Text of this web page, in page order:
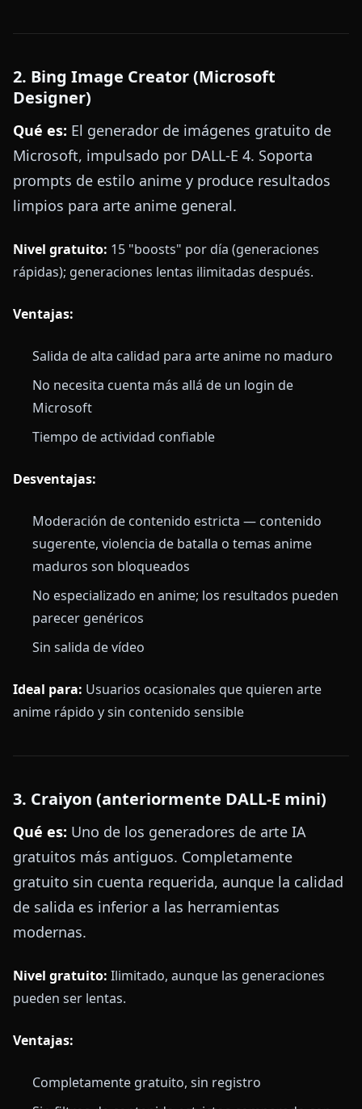
2. Bing Image Creator (Microsoft
Designer)
Qué es: El generador de imágenes gratuito de
Microsoft, impulsado por DALL-E 4. Soporta
prompts de estilo anime y produce resultados
limpios para arte anime general.
Nivel gratuito: 15 "boosts" por día (generaciones
rápidas); generaciones lentas ilimitadas después.
Ventajas:
Salida de alta calidad para arte anime no maduro
No necesita cuenta más allá de un login de
Microsoft
Tiempo de actividad confiable
Desventajas:
Moderación de contenido estricta — contenido
sugerente, violencia de batalla o temas anime
maduros son bloqueados
No especializado en anime; los resultados pueden
parecer genéricos
Sin salida de vídeo
Ideal para: Usuarios ocasionales que quieren arte
anime rápido y sin contenido sensible
3. Craiyon (anteriormente DALL-E mini)
Qué es: Uno de los generadores de arte IA
gratuitos más antiguos. Completamente
gratuito sin cuenta requerida, aunque la calidad
de salida es inferior a las herramientas
modernas.
Nivel gratuito: Ilimitado, aunque las generaciones
pueden ser lentas.
Ventajas:
Completamente gratuito, sin registro